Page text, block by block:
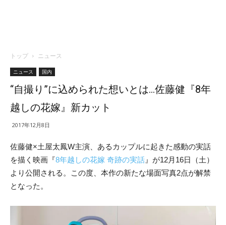
トップ ニュース
ニュース 国内
“自撮り”に込められた想いとは…佐藤健『8年
越しの花嫁』新カット
2017年12月8日
佐藤健×土屋太鳳W主演、あるカップルに起きた感動の実話
を描く映画『8年越しの花嫁 奇跡の実話 』が12月16日（土）
より公開される。この度、本作の新たな場面写真2点が解禁
となった。